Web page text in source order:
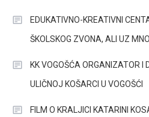
EDUKATIVNO-KREATIVNI
ŠKOLSKOG ZVONA, ALI UZ
KK VOGOŠĆA ORGANIZATOR I
ULIČNOJ KOŠARCI U VOGOŠĆI
FILM O KRALJICI KATARINI